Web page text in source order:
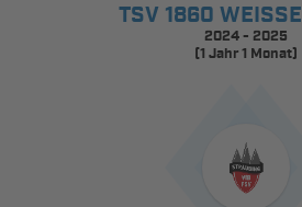
TSV 1860
2024 - 2025
(1 Jahr 1 Monat)